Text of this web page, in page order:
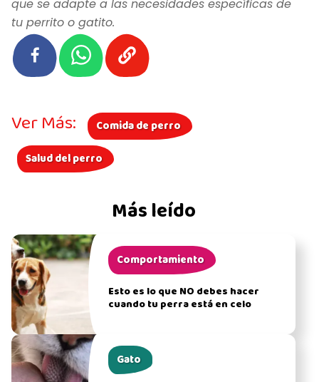
que se adapte a las necesidades específicas de
tu perrito o gatito.
Más leído
Comportamiento
Esto es lo que NO debes hacer
cuando tu perra está en celo
Gato
Ver Más:
Comida de perro
Salud del perro